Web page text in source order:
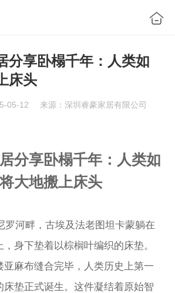
分享卧榻千年：人类如
床头‌
05-12 来源：深圳睿豪家居有限公司
分享卧榻千年：人类如
大地搬上床头‌
罗河畔，古埃及法老图坦卡蒙躺在
身下垫着以棕榈叶编织的床垫。
亚麻布缝合完毕，人类历史上第一
床垫正式诞生。这件凝结着原始智